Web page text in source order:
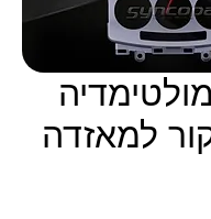
למאזדה